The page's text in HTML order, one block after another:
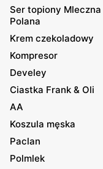
Ser topiony Mleczna
Polana
Krem czekoladowy
Kompresor
Develey
Ciastka Frank & Oli
AA
Koszula męska
Paclan
Polmlek